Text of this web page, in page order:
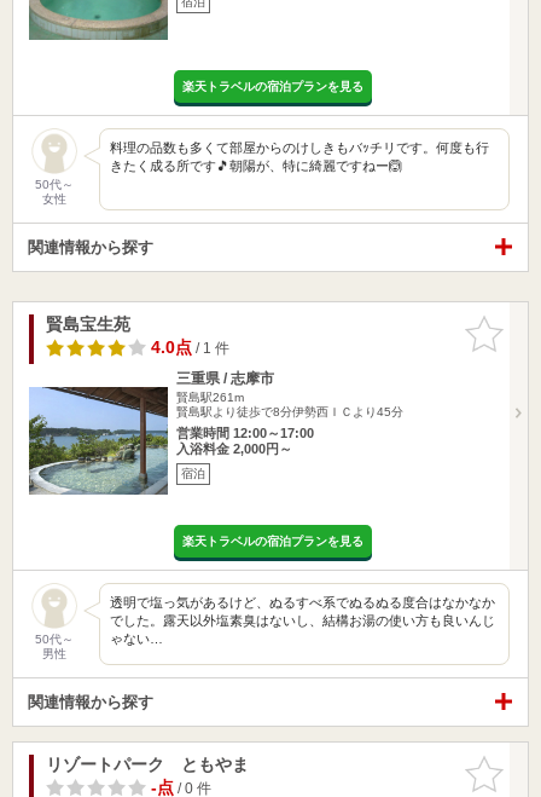
楽天トラベルの宿泊プランを見る
50代～
女性
料理の品数も多くて部屋からのけしきもバｯチリです。何度も行
きたく成る所です🎵朝陽が、特に綺麗ですねー🙆
関連情報から探す
お気に入
りに追加
賢島宝生苑
4.0点/ 1 件
三重県 / 志摩市
賢島駅261m
賢島駅より徒歩で8分伊勢西ＩＣより45分
営業時間 12:00～17:00
入浴料金 2,000円～
宿泊
楽天トラベルの宿泊プランを見る
50代～
男性
透明で塩っ気があるけど、ぬるすべ系でぬるぬる度合はなかなか
でした。露天以外塩素臭はないし、結構お湯の使い方も良いんじ
ゃない…
関連情報から探す
お気に入
りに追加
リゾートパーク ともやま
-点/ 0 件